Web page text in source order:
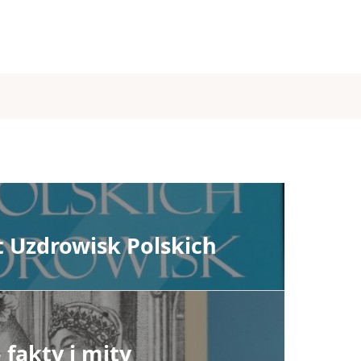
Polskich
fakty i mity